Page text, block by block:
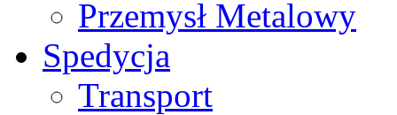
Przemysł Metalowy
Spedycja
Transport